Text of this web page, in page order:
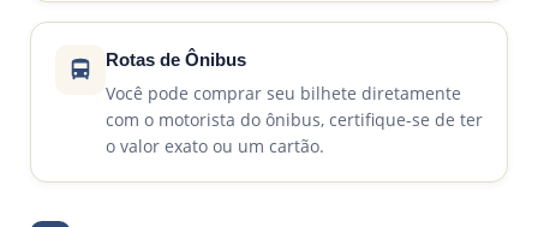
Rotas de Ônibus
Você pode comprar seu bilhete diretamente
com o motorista do ônibus, certifique-se de ter
o valor exato ou um cartão.